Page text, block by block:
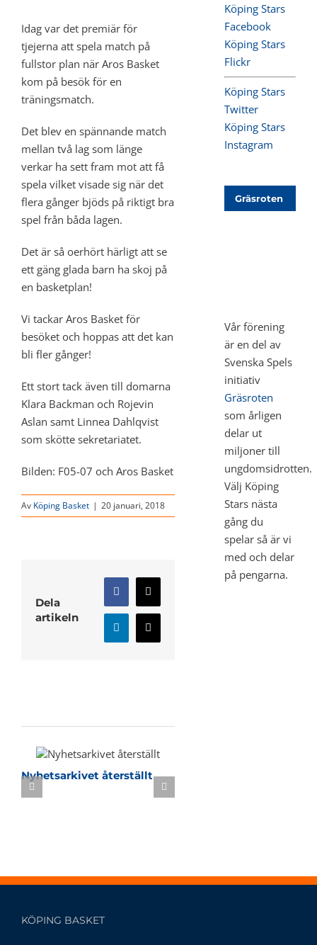
Idag var det premiär för
tjejerna att spela match på
fullstor plan när Aros Basket
kom på besök för en
träningsmatch.
Det blev en spännande match
mellan två lag som länge
verkar ha sett fram mot att få
spela vilket visade sig när det
flera gånger bjöds på riktigt bra
spel från båda lagen.
Det är så oerhört härligt att se
ett gäng glada barn ha skoj på
en basketplan!
Vi tackar Aros Basket för
besöket och hoppas att det kan
bli fler gånger!
Ett stort tack även till domarna
Klara Backman och Rojevin
Aslan samt Linnea Dahlqvist
som skötte sekretariatet.
Bilden: F05-07 och Aros Basket
Av Köping Basket | 20 januari, 2018
Dela
artikeln
Facebook
X
LinkedInE-
post
Nyhetsarkivet återställt
Köping Stars
Facebook
Köping Stars
Flickr
Köping Stars
Twitter
Köping Stars
Instagram
Gräsroten
Vår förening
är en del av
Svenska Spels
initiativ
Gräsroten
som årligen
delar ut
miljoner till
ungdomsidrotten.
Välj Köping
Stars nästa
gång du
spelar så är vi
med och delar
på pengarna.
KÖPING BASKET